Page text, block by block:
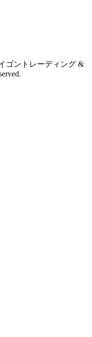
ゴントレーディング &